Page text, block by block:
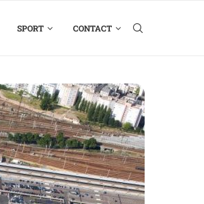
SPORT CONTACT